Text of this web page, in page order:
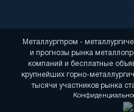
Металлургпром -
и прогнозы рынка
компаний и бесплатные
крупнейших горно-
тысячи участников рынка